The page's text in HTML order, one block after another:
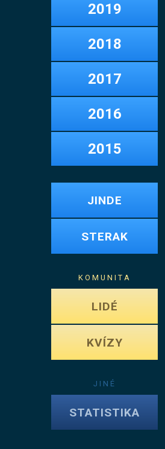
2019
2018
2017
2016
2015
JINDE
STERAK
KOMUNITA
LIDÉ
KVÍZY
JINÉ
STATISTIKA